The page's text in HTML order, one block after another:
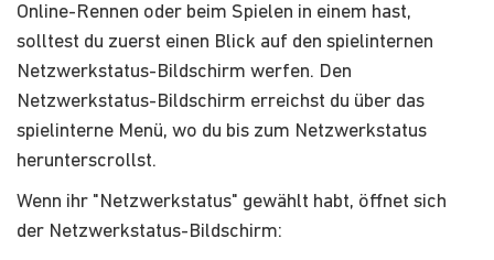
Online-Rennen oder beim Spielen in einem hast,
solltest du zuerst einen Blick auf den spielinternen
Netzwerkstatus-Bildschirm werfen. Den
Netzwerkstatus-Bildschirm erreichst du über das
spielinterne Menü, wo du bis zum Netzwerkstatus
herunterscrollst.
Wenn ihr "Netzwerkstatus" gewählt habt, öffnet sich
der Netzwerkstatus-Bildschirm: